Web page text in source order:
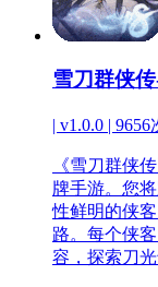
雪刀群侠
| v1.0.0 | 9656
《雪刀群侠
牌手游。您
性鲜明的侠
路。每个侠
容，探索刀